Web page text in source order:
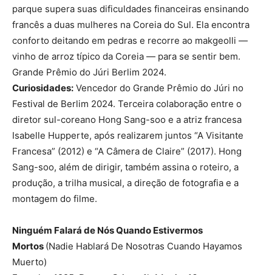
parque supera suas dificuldades financeiras ensinando
francês a duas mulheres na Coreia do Sul. Ela encontra
conforto deitando em pedras e recorre ao makgeolli —
vinho de arroz típico da Coreia — para se sentir bem.
Grande Prêmio do Júri Berlim 2024.
Curiosidades: Vencedor do Grande Prêmio do Júri no
Festival de Berlim 2024. Terceira colaboração entre o
diretor sul-coreano Hong Sang-soo e a atriz francesa
Isabelle Hupperte, após realizarem juntos “A Visitante
Francesa” (2012) e “A Câmera de Claire” (2017). Hong
Sang-soo, além de dirigir, também assina o roteiro, a
produção, a trilha musical, a direção de fotografia e a
montagem do filme.
Ninguém Falará de Nós Quando Estivermos
Mortos (Nadie Hablará De Nosotras Cuando Hayamos
Muerto)